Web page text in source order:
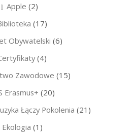
Apple (2)
(17)
Obywatelski (6)
(4)
Zawodowe (15)
Erasmus+ (20)
Łączy Pokolenia (21)
Ekologia (1)